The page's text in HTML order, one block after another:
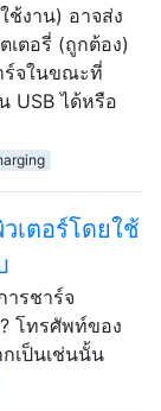
งาน) อาจส่ง
เตอรี่ (ถูกต้อง)
ร์จในขณะที่
USB ได้หรือ
เตอร์โดยใช้
ารชาร์จ
โทรศัพท์ของ
เป็นเช่นนั้น